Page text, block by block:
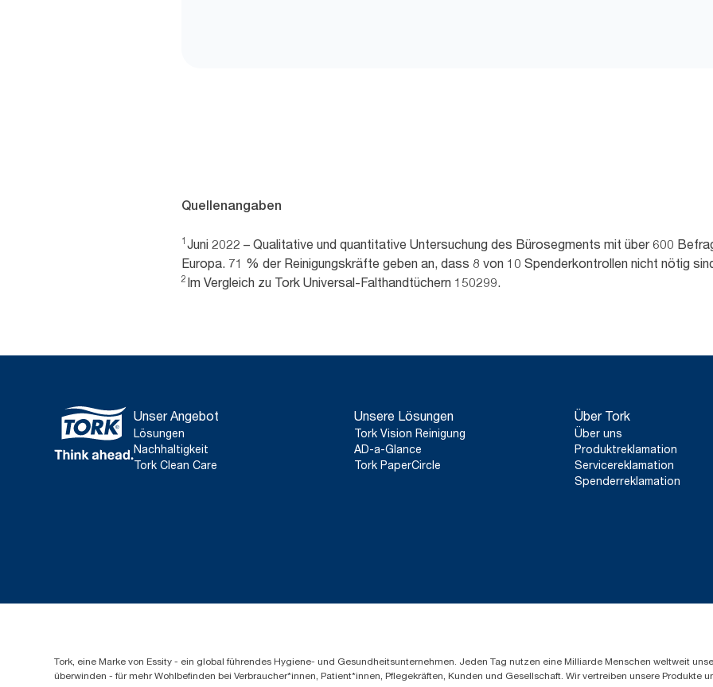
Quellenangaben
1 Juni 2022 – Qualitative und quantitative Untersuchung des Bürosegments mit über 600
Europa. 71 % der Reinigungskräfte geben an, dass 8 von 10 Spenderkontrollen nicht nötig
2 Im Vergleich zu Tork Universal-Falthandtüchern 150299.
Unser Angebot
Lösungen
Nachhaltigkeit
Tork Clean Care
Unsere Lösungen
Tork Vision Reinigung
AD-a-Glance
Tork PaperCircle
Über Tork
Über uns
Produktreklamation
Servicereklamation
Spenderreklamation
Tork, eine Marke von Essity - ein global führendes Hygiene- und Gesundheitsunternehmen. Jeden Tag nutzen eine Milliarde Menschen weltweit
überwinden - für mehr Wohlbefinden bei Verbraucher*innen, Patient*innen, Pflegekräften, Kunden und Gesellschaft. Wir vertreiben unsere Produkte